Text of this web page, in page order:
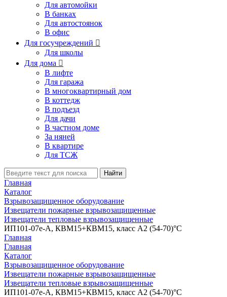
Для автомойки
В банках
Для автостоянок
В офис
Для госучреждений 
Для школы
Для дома 
В лифте
Для гаража
В многоквартирный дом
В коттедж
В подъезд
Для дачи
В частном доме
За няней
В квартире
Для ТСЖ
Найти
Главная
Каталог
Взрывозащищенное оборудование
Извещатели пожарные взрывозащищенные
Извещатели тепловые взрывозащищенные
ИП101-07е-А, КВМ15+КВМ15, класс A2 (54-70)°C
Главная
Главная
Каталог
Взрывозащищенное оборудование
Извещатели пожарные взрывозащищенные
Извещатели тепловые взрывозащищенные
ИП101-07е-А, КВМ15+КВМ15, класс A2 (54-70)°C